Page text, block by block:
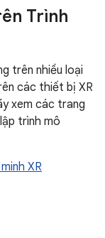
Trình
trên nhiều loại
các thiết bị XR
xem các trang
trình mô
XR